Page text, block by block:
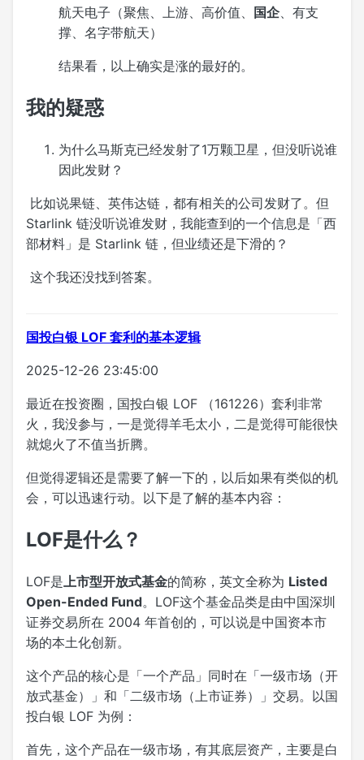
航天电子（聚焦、上游、高价值、 国企、有支
撑、名字带航天）
结果看，以上确实是涨的最好的。
我的疑惑
为什么马斯克已经发射了1万颗卫星，但没听说谁
因此发财？
​ 比如说果链、英伟达链，都有相关的公司发财了。但
Starlink 链没听说谁发财，我能查到的一个信息是「西
部材料」是 Starlink 链，但业绩还是下滑的？
​ 这个我还没找到答案。
国投白银 LOF 套利的基本逻辑
2025-12-26 23:45:00
最近在投资圈，国投白银 LOF （161226）套利非常
火，我没参与，一是觉得羊毛太小，二是觉得可能很快
就熄火了不值当折腾。
但觉得逻辑还是需要了解一下的，以后如果有类似的机
会，可以迅速行动。以下是了解的基本内容：
LOF是什么？
LOF是 上市型开放式基金的简称，英文全称为 Listed
Open-Ended Fund。LOF这个基金品类是由中国深圳
证券交易所在 2004 年首创的，可以说是中国资本市
场的本土化创新。
这个产品的核心是「一个产品」同时在「一级市场（开
放式基金）」和「二级市场（上市证券）」交易。以国
投白银 LOF 为例：
首先，这个产品在一级市场，有其底层资产，主要是白